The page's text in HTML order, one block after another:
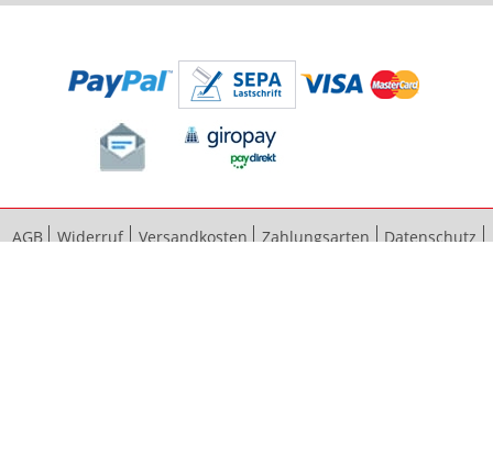
AGB Widerruf Versandkosten Zahlungsarten
Datenschutz